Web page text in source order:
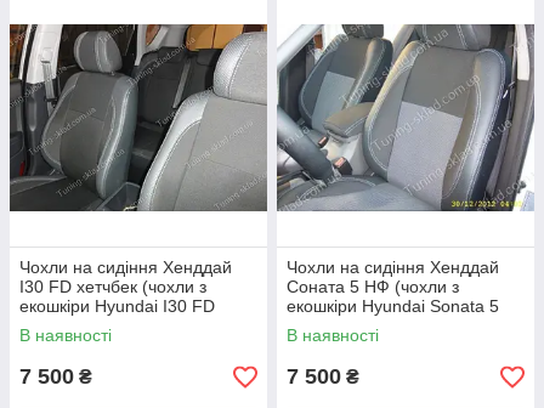
Чохли на сидіння Хенддай
I30 FD хетчбек (чохли з
екошкіри Hyundai I30 FD
хетчбек стиль Premium)
В наявності
7 500 ₴
Чохли на сидіння Хенддай
Соната 5 НФ (чохли з
екошкіри Hyundai Sonata 5
NF стиль Premium)
В наявності
7 500 ₴